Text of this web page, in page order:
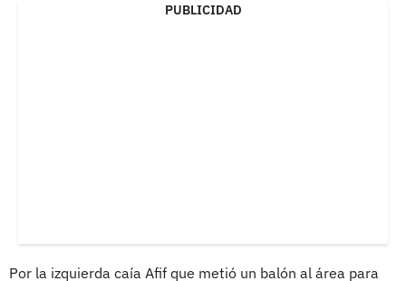
PUBLICIDAD
Por la izquierda caía Afif que metió un balón al área para